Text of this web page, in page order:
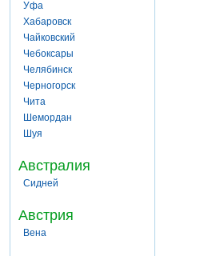
Уфа
Хабаровск
Чайковский
Чебоксары
Челябинск
Черногорск
Чита
Шемордан
Шуя
Австралия
Сидней
Австрия
Вена